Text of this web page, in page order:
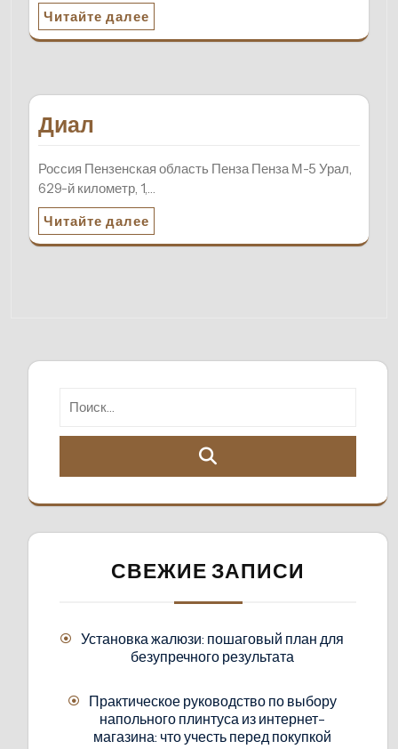
Читайте далее
Диал
Россия Пензенская область Пенза Пенза М-5 Урал,
629-й километр, 1,…
Читайте далее
СВЕЖИЕ ЗАПИСИ
Установка жалюзи: пошаговый план для
безупречного результата
Практическое руководство по выбору
напольного плинтуса из интернет-
магазина: что учесть перед покупкой